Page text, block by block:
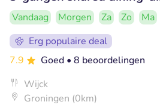
Vandaag Morgen Za Zo Ma
Erg populaire deal
7.9
Goed • 8 beoordelingen
Wijck
Groningen (0km)